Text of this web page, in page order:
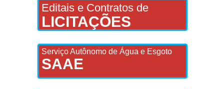
Editais e Contratos de
LICITAÇÕES
Serviço Autônomo de Água e Esgoto
SAAE